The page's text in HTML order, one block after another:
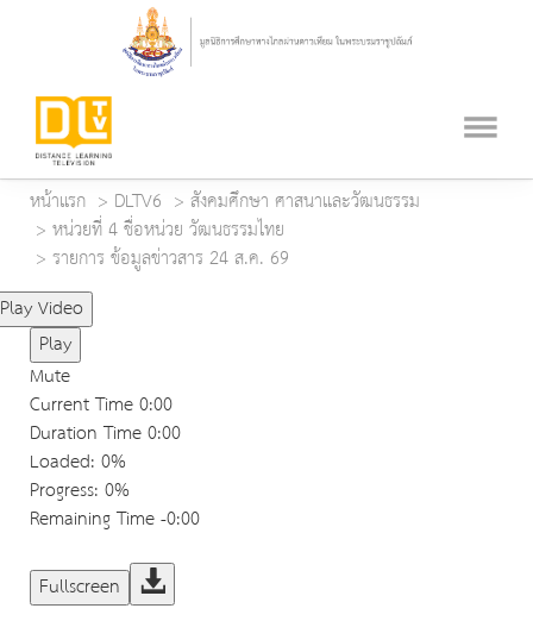
หน้าแรก DLTV6
สังคมศึกษา ศาสนาและวัฒนธรรม
หน่วยที่ 4 ชื่อหน่วย วัฒนธรรมไทย
รายการ ข้อมูลข่าวสาร 24 ส.ค. 69
Play Video
Play
Mute
Current Time0:00
Duration Time0:00
Loaded: 0%
Progress: 0%
Remaining Time-0:00
Fullscreen